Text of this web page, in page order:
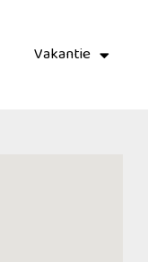
Vakantie